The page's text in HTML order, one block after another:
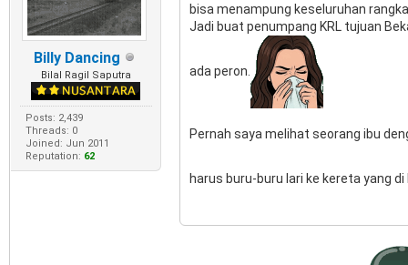
Billy Dancing
Bilal Ragil Saputra
Posts: 2,439
Threads: 0
Joined: Jun 2011
Reputation: 62
bisa menampung keseluruhan
Jadi buat penumpang KRL tujuan
ada peron.
Pernah saya melihat seorang ibu
harus buru-buru lari ke kereta yang